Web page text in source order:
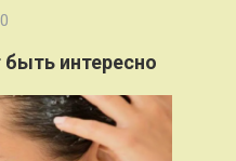
интересно